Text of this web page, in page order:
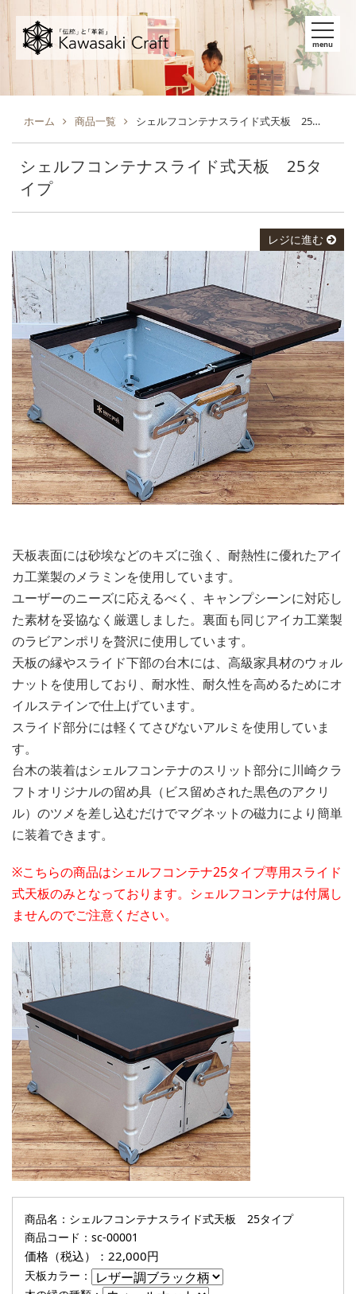
menu
ホーム 商品一覧 シェルフコンテナスライド式天板 25タイプ
シェルフコンテナスライド式天板 25タ
イプ
レジに進む
天板表面には砂埃などのキズに強く、耐熱性に優れたアイ
カ工業製のメラミンを使用しています。
ユーザーのニーズに応えるべく、キャンプシーンに対応し
た素材を妥協なく厳選しました。裏面も同じアイカ工業製
のラビアンポリを贅沢に使用しています。
天板の縁やスライド下部の台木には、高級家具材のウォル
ナットを使用しており、耐水性、耐久性を高めるためにオ
イルステインで仕上げています。
スライド部分には軽くてさびないアルミを使用していま
す。
台木の装着はシェルフコンテナのスリット部分に川崎クラ
フトオリジナルの留め具（ビス留めされた黒色のアクリ
ル）のツメを差し込むだけでマグネットの磁力により簡単
に装着できます。
※こちらの商品はシェルフコンテナ25タイプ専用スライド
式天板のみとなっております。シェルフコンテナは付属し
ませんのでご注意ください。
商品名：シェルフコンテナスライド式天板 25タイプ
商品コード：sc-00001
価格（税込）：22,000円
天板カラー ：